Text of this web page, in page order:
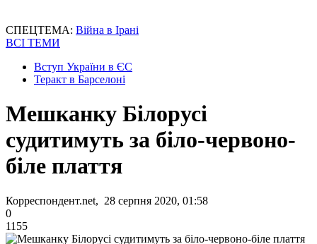
СПЕЦТЕМА: Війна в Ірані
ВСІ ТЕМИ
Вступ України в ЄС
Теракт в Барселоні
Мешканку Білорусі
судитимуть за біло-червоно-
біле плаття
Корреспондент.net, 28 серпня 2020, 01:58
0
1155